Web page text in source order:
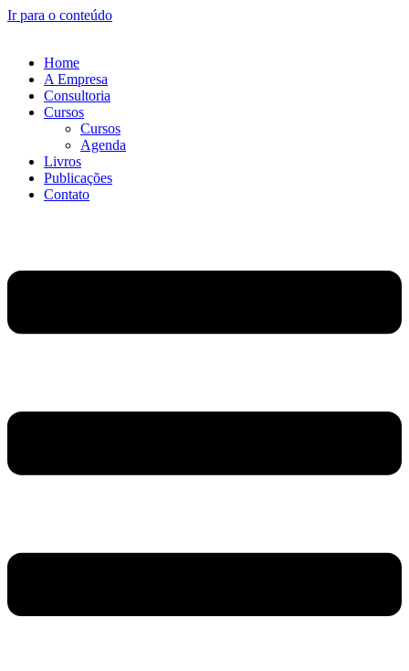
Ir para o conteúdo
Home
A Empresa
Consultoria
Cursos
Cursos
Agenda
Livros
Publicações
Contato